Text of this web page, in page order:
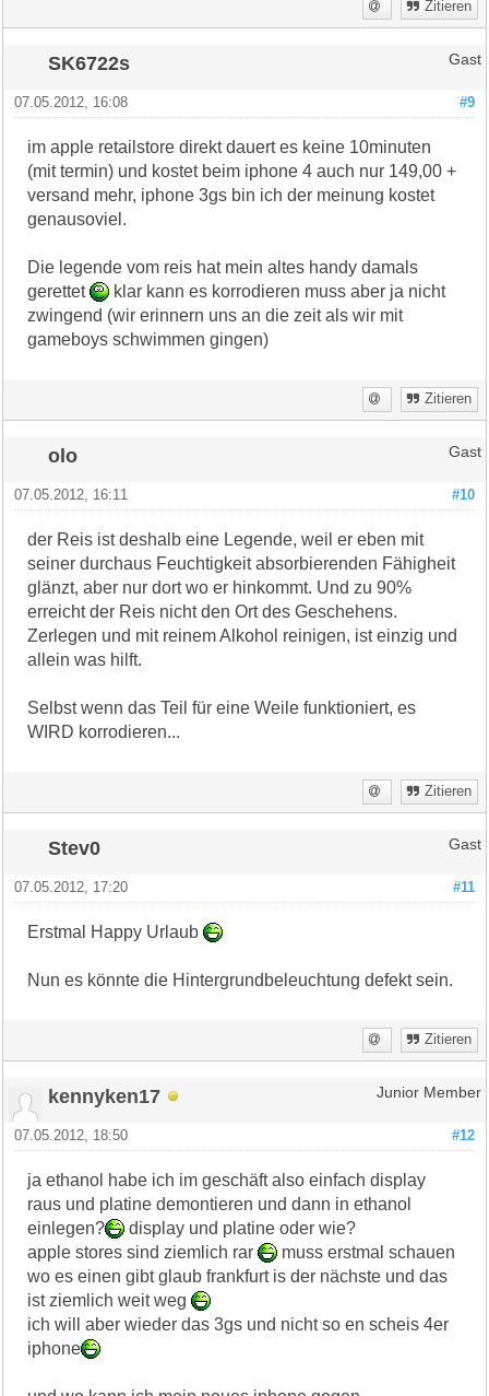
Zitieren
SK6722s Gast
#9
07.05.2012, 16:08
im apple retailstore direkt dauert es keine 10minuten
(mit termin) und kostet beim iphone 4 auch nur 149,00 +
versand mehr, iphone 3gs bin ich der meinung kostet
genausoviel.
Die legende vom reis hat mein altes handy damals
gerettet
klar kann es korrodieren muss aber ja nicht
zwingend (wir erinnern uns an die zeit als wir mit
gameboys schwimmen gingen)
Zitieren
olo Gast
#10
07.05.2012, 16:11
der Reis ist deshalb eine Legende, weil er eben mit
seiner durchaus Feuchtigkeit absorbierenden Fähigheit
glänzt, aber nur dort wo er hinkommt. Und zu 90%
erreicht der Reis nicht den Ort des Geschehens.
Zerlegen und mit reinem Alkohol reinigen, ist einzig und
allein was hilft.
Selbst wenn das Teil für eine Weile funktioniert, es
WIRD korrodieren...
Zitieren
Stev0 Gast
#11
07.05.2012, 17:20
Erstmal Happy Urlaub
Nun es könnte die Hintergrundbeleuchtung defekt sein.
Zitieren
kennyken17 Junior Member
#12
07.05.2012, 18:50
ja ethanol habe ich im geschäft also einfach display
raus und platine demontieren und dann in ethanol
einlegen?
display und platine oder wie?
apple stores sind ziemlich rar
muss erstmal schauen
wo es einen gibt glaub frankfurt is der nächste und das
ist ziemlich weit weg
ich will aber wieder das 3gs und nicht so en scheis 4er
iphone